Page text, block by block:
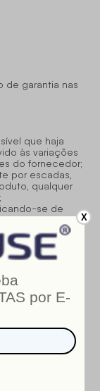
de garantia nas
que haja
às variações
do fornecedor;
por escadas,
qualquer
se de
corredores
o
de
07424-001-
X